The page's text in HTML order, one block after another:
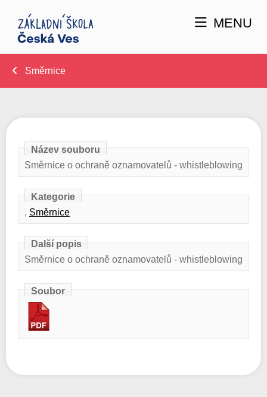
MENU
Směrnice
Název souboru
Směrnice o ochraně oznamovatelů - whistleblowing
Kategorie
, Směrnice
Další popis
Směrnice o ochraně oznamovatelů - whistleblowing
Soubor